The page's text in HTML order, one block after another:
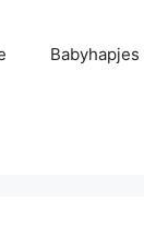
Babyhapjes